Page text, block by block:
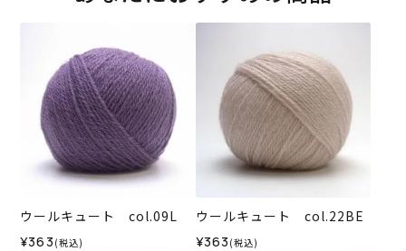
ウールキュート col.09L
¥363 (税込)
ウールキュート col.22BE
¥363 (税込)